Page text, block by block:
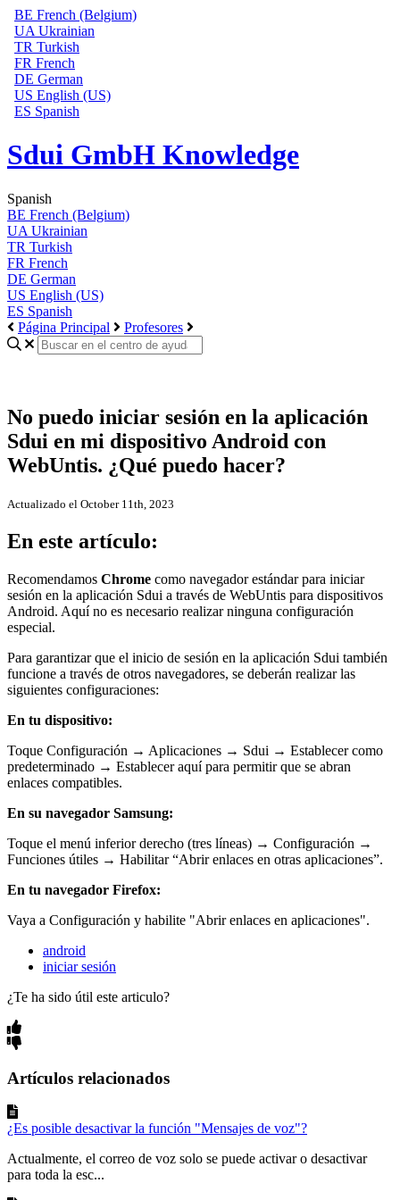
BE French (Belgium)
UA Ukrainian
TR Turkish
FR French
DE German
US English (US)
ES Spanish
Sdui GmbH Knowledge
Spanish
BE French (Belgium)
UA Ukrainian
TR Turkish
FR French
DE German
US English (US)
ES Spanish
Página Principal
Profesores
No puedo iniciar sesión en la aplicación
Sdui en mi dispositivo Android con
WebUntis. ¿Qué puedo hacer?
Actualizado el October 11th, 2023
En este artículo:
Recomendamos Chrome como navegador estándar para iniciar
sesión en la aplicación Sdui a través de WebUntis para dispositivos
Android. Aquí no es necesario realizar ninguna configuración
especial.
Para garantizar que el inicio de sesión en la aplicación Sdui también
funcione a través de otros navegadores, se deberán realizar las
siguientes configuraciones:
En tu dispositivo:
Toque Configuración → Aplicaciones → Sdui → Establecer como
predeterminado → Establecer aquí para permitir que se abran
enlaces compatibles.
En su navegador Samsung:
Toque el menú inferior derecho (tres líneas) → Configuración →
Funciones útiles → Habilitar “Abrir enlaces en otras aplicaciones”.
En tu navegador Firefox:
Vaya a Configuración y habilite "Abrir enlaces en aplicaciones".
android
iniciar sesión
¿Te ha sido útil este articulo?
Artículos relacionados
¿Es posible desactivar la función "Mensajes de voz"?
Actualmente, el correo de voz solo se puede activar o desactivar
para toda la esc...